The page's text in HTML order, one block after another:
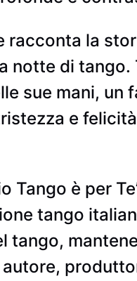
racconta la
notte di
sue mani, un
e
Tango è per
tango
tango,
autore,